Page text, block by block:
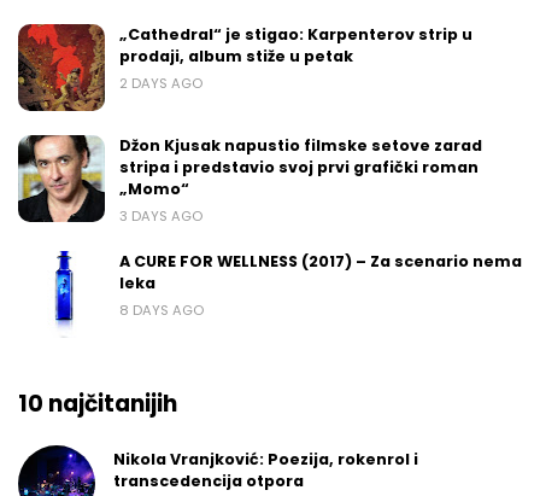
„Cathedral“ je stigao: Karpenterov strip u
prodaji, album stiže u petak
2 DAYS AGO
Džon Kjusak napustio filmske setove zarad
stripa i predstavio svoj prvi grafički roman
„Momo“
3 DAYS AGO
A CURE FOR WELLNESS (2017) – Za scenario nema
leka
8 DAYS AGO
10 najčitanijih
Nikola Vranjković: Poezija, rokenrol i
transcedencija otpora